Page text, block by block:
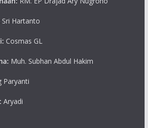
Sri Hartanto
Cosmas GL
Muh. Subhan Abdul Hakim
Paryanti
Aryadi